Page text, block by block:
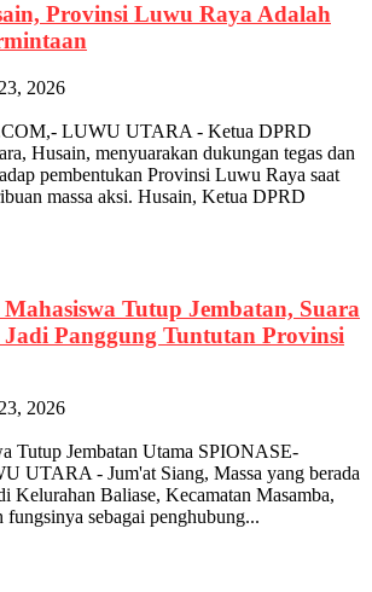
Provinsi Luwu Raya Adalah
2026
LUWU UTARA - Ketua DPRD
Husain, menyuarakan dukungan tegas dan
pembentukan Provinsi Luwu Raya saat
massa aksi. Husain, Ketua DPRD
Tutup Jembatan, Suara
Panggung Tuntutan Provinsi
2026
Tutup Jembatan Utama SPIONASE-
UTARA - Jum'at Siang, Massa yang berada
Kelurahan Baliase, Kecamatan Masamba,
fungsinya sebagai penghubung...